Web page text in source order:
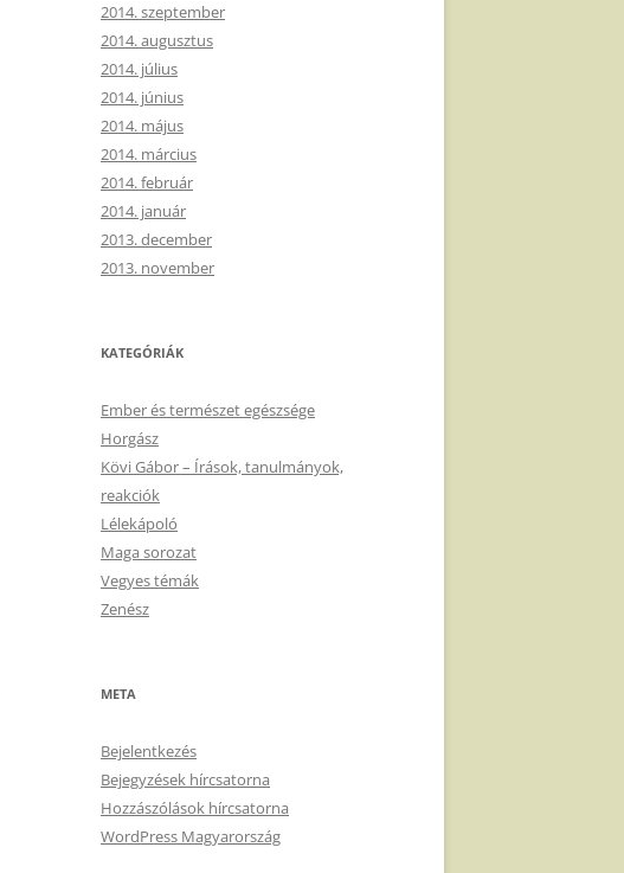
2014. szeptember
2014. augusztus
2014. július
2014. június
2014. május
2014. március
2014. február
2014. január
2013. december
2013. november
KATEGÓRIÁK
Ember és természet egészsége
Horgász
Kövi Gábor – Írások, tanulmányok,
reakciók
Lélekápoló
Maga sorozat
Vegyes témák
Zenész
META
Bejelentkezés
Bejegyzések hírcsatorna
Hozzászólások hírcsatorna
WordPress Magyarország